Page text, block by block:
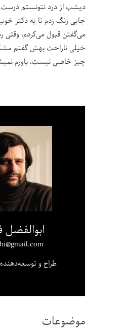
دیشب از درد نتونستم درست
جایی زنگ زدم تا یه دکتر
می‌گفتن قبول می‌کردم، وقتی
خیلی ناراحت بهش گفتم
چیز خاصی نیست، باورم
طراح و
موضوعات